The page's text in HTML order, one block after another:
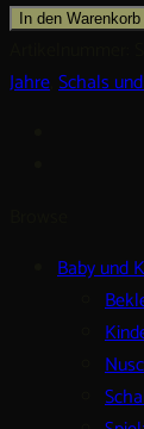
Kleinkind
Merino
In den Warenkorb
Jahre Schals
Baby und